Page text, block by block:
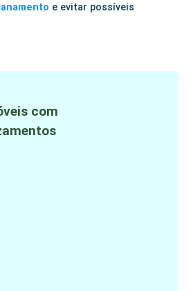
e evitar possíveis
com